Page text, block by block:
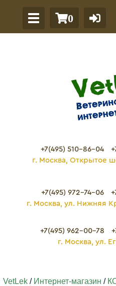
0
+7(495) 510-86-04
г. Москва, Открытое
+7(495) 972-74-06
г. Москва, ул. Нижняя
+7(495) 962-00-78
г. Москва, ул.
VetLek/ Интернет-магазин /